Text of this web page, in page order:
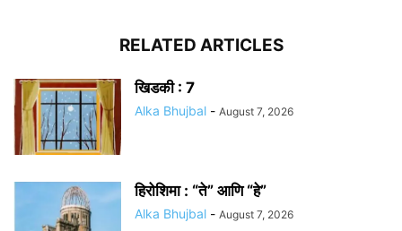
RELATED ARTICLES
खिडकी : 7
Alka Bhujbal - August 7, 2026
हिरोशिमा : “ते” आणि “हे”
Alka Bhujbal - August 7, 2026